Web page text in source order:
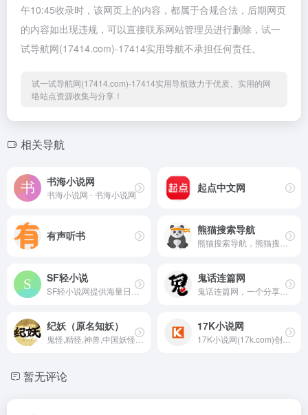
午10:45收录时，该网页上的内容，都属于合规合法，后期网页
的内容如出现违规，可以直接联系网站管理员进行删除，试一
试导航网(17414.com)-17414实用导航不承担任何责任。
试一试导航网(17414.com)-17414实用导航致力于优质、实用的网
络站点资源收集与分享！
相关导航
书海小说网
书海小说网 - 书海小说网
起点中文网
有声听书 熊猫搜索导航
熊猫搜索导航，熊猫搜书导航，聚合电子书、文档搜索引擎，一站式搜索导航，方便快速导航搜索全网资源，读书学习必备导航站。
SF轻小说
SF轻小说网提供海量日本轻小说,国产轻小说,动漫小说,轻小说TXT下载,轻小说在线阅读,
鬼话连篇网
鬼话连篇网，一个分享原创鬼故事的网站。专注原创民间鬼故事与灵异怪谈，提供短篇故事、长篇连载、有声鬼故事等优质内容；所有故事均为虚构创作，仅供娱乐交流，不涉及封建迷信。
纪妖（原名知妖）
鬼怪,精怪,神兽,中国妖怪,知妖,知妖app,纪妖,鬼神,中国神话,民俗,妖怪,纪妖网,纪妖应用,纪妖官网,纪妖app,鬼,妖
17K小说网
17K小说网(17k.com)创建于2006年，原名一起看小说网，是中文在线旗下集创作、阅读于一体的在线阅读网站。我们以“让每个人都享受创作的乐趣”为使命，提供玄幻奇幻、都市言情、武侠仙侠、青春校园、穿越架空、惊悚悬疑、历史军事、爆笑同人、经典文学、二次元等在线阅读以及免费下载。
暂无评论